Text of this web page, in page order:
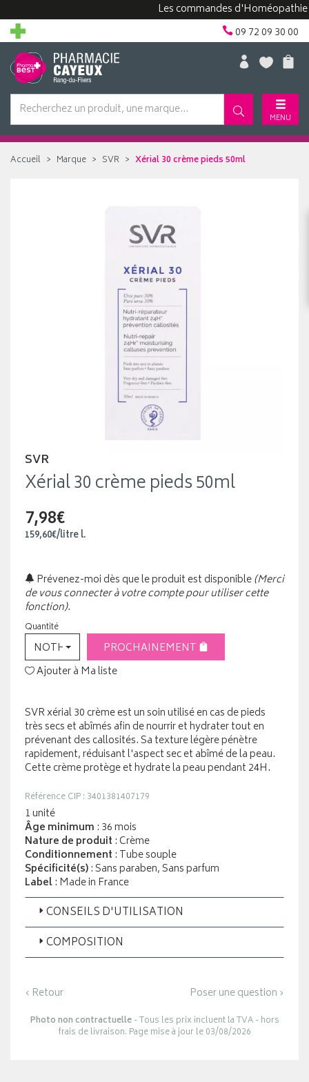
Les commandes d'Homéopathie
09 72 09 30 00
MENU
Accueil Marque SVR Xérial 30 crème pieds 50ml
SVR
Xérial 30 crème pieds 50ml
7,98€
159,60€/litrel.
Prévenez-moi dès que le produit est disponible(Merci
de vous connecter à votre compte pour utiliser cette
fonction).
Quantité
NOTHING SELECTEDPROCHAINEMENT
Ajouter à Ma liste
SVR xérial 30 crème est un soin utilisé en cas de pieds
très secs et abîmés afin de nourrir et hydrater tout en
prévenant des callosités. Sa texture légère pénètre
rapidement, réduisant l'aspect sec et abîmé de la peau.
Cette crème protège et hydrate la peau pendant 24H.
Référence CIP : 3401381407179
1 unité
Âge minimum : 36 mois
Nature de produit : Crème
Conditionnement : Tube souple
Spécificité(s): Sans paraben, Sans parfum
Label: Made in France
CONSEILS D'UTILISATION
COMPOSITION
‹ Retour Poser une question ›
Photo non contractuelle- Tous les prix incluent la TVA - hors
frais de livraison. Page mise à jour le 03/08/2026